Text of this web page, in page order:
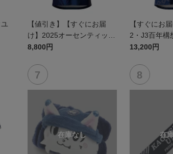
【値引き】【すぐにお届
け】2025オーセンティック
ユニフォーム FP1st
8,800円
【すぐにお
2・J3百年構
センティック
13,200円